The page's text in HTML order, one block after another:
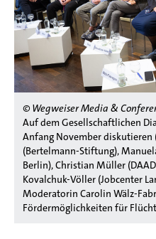
© Wegweiser Media &
Auf dem Gesellschaftlichen
Anfang November diskutieren
(Bertelmann-Stiftung),
Berlin), Christian Müller
Kovalchuk-Völler (Jobcenter
Moderatorin Carolin Wälz-
Fördermöglichkeiten für